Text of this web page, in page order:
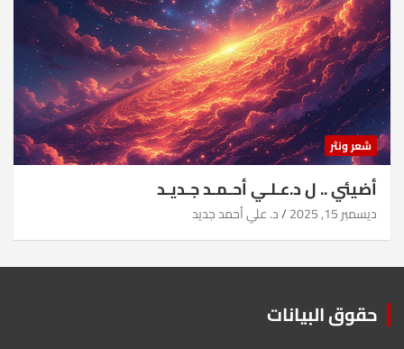
شعر ونثر
أضيئي .. ل د.عـلـي أحـمـد جـديـد
ديسمبر 15, 2025 د. علي أحمد جديد
حقوق البيانات